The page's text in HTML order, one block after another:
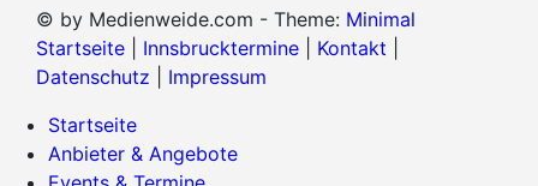
© by Medienweide.com - Theme: Minimal
Startseite
Innsbrucktermine Kontakt
Datenschutz
Impressum
Startseite
Anbieter & Angebote